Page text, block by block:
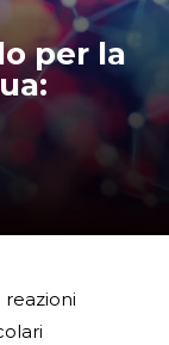
per la
reazioni